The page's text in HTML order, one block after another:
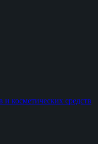
косметических средств